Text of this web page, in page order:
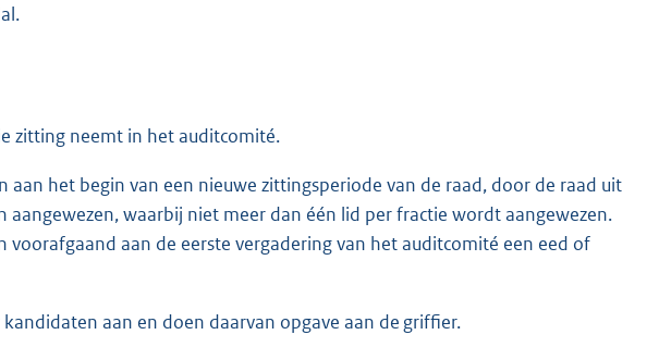
zitting neemt in het auditcomité.
aan het begin van een nieuwe zittingsperiode van de raad, door de raad uit
waarbij niet meer dan één lid per fractie wordt aangewezen.
voorafgaand aan de eerste vergadering van het auditcomité een eed of
aan en doen daarvan opgave aan de griffier.